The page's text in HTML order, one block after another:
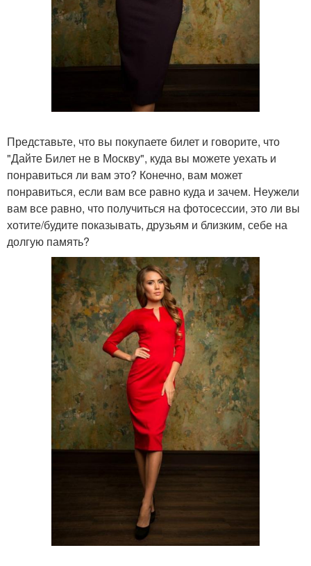
Представьте, что вы покупаете билет и говорите, что
"Дайте Билет не в Москву", куда вы можете уехать и
понравиться ли вам это? Конечно, вам может
понравиться, если вам все равно куда и зачем. Неужели
вам все равно, что получиться на фотосессии, это ли вы
хотите/будите показывать, друзьям и близким, себе на
долгую память?